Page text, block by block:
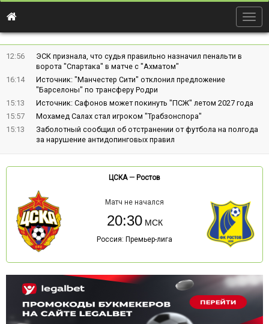
12:56
ЭСК признала, что судья правильно назначил пенальти в
ворота "Спартака" в матче с "Ахматом"
16:14
Источник: "Манчестер Сити" отклонил предложение
"Барселоны" по трансферу Родри
15:13
Источник: Сафонов может покинуть "ПСЖ" летом 2027 года
15:57
Мохамед Салах стал игроком "Трабзонспора"
15:13
Заболотный сообщил об отстранении от футбола на полгода
за нарушение антидопинговых правил
ЦСКА— Ростов
Матч не начался
20:30
Россия: Премьер-лига